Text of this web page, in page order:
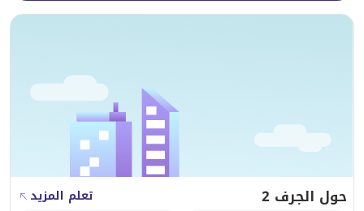
مما يجعل الموقع عملياً جداً للسكن اليومي. السعر المطلوب
حول الجرف 2 تعلم المزيد